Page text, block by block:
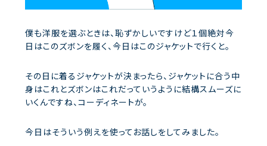
僕も洋服を選ぶときは、恥ずかしいですけど１個絶対今
日はこのズボンを履く、今日はこのジャケットで行くと。
その日に着るジャケットが決まったら、ジャケットに合う中
身はこれとズボンはこれだっていうように結構スムーズに
いくんですね、コーディネートが。
今日はそういう例えを使ってお話しをしてみました。